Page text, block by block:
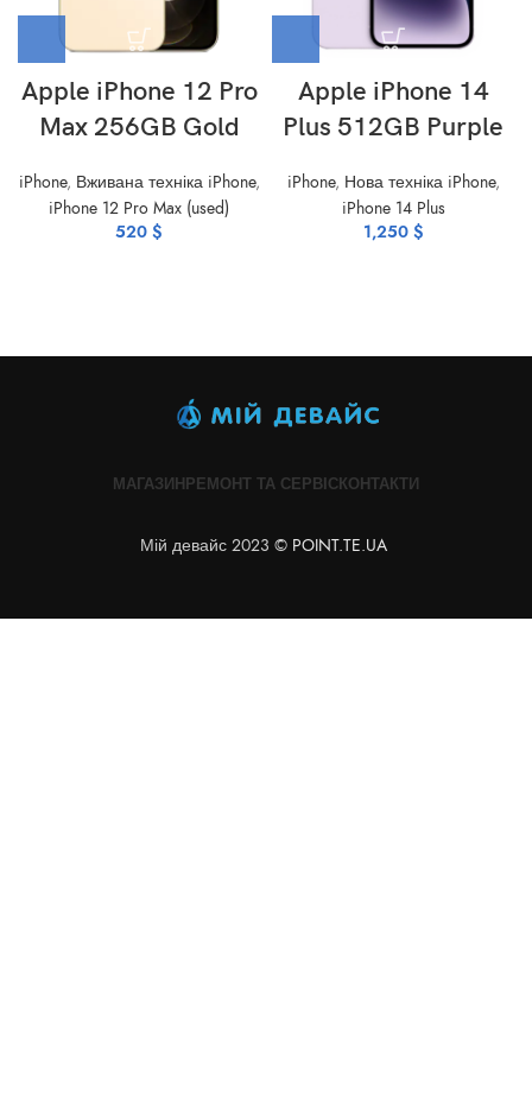
Apple iPhone 12 Pro
Max 256GB Gold
iPhone, Вживана техніка iPhone,
iPhone 12 Pro Max (used)
520 $
Apple iPhone 14
Plus 512GB Purple
iPhone, Нова техніка iPhone,
iPhone 14 Plus
1,250 $
МАГАЗИНРЕМОНТ ТА СЕРВІСКОНТАКТИ
Мій девайс 2023 © POINT.TE.UA